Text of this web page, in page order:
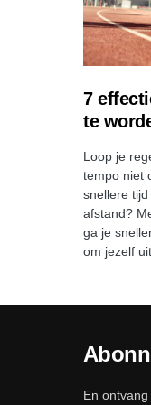
7
te
Loop je
tempo niet
snellere
afstand?
ga je
om jezelf
En